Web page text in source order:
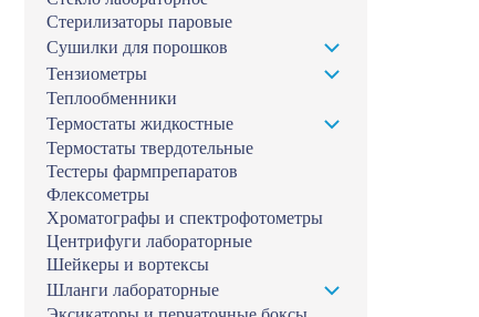
Стерилизаторы паровые
Сушилки для порошков
Тензиометры
Теплообменники
Термостаты жидкостные
Термостаты твердотельные
Тестеры фармпрепаратов
Флексометры
Хроматографы и спектрофотометры
Центрифуги лабораторные
Шейкеры и вортексы
Шланги лабораторные